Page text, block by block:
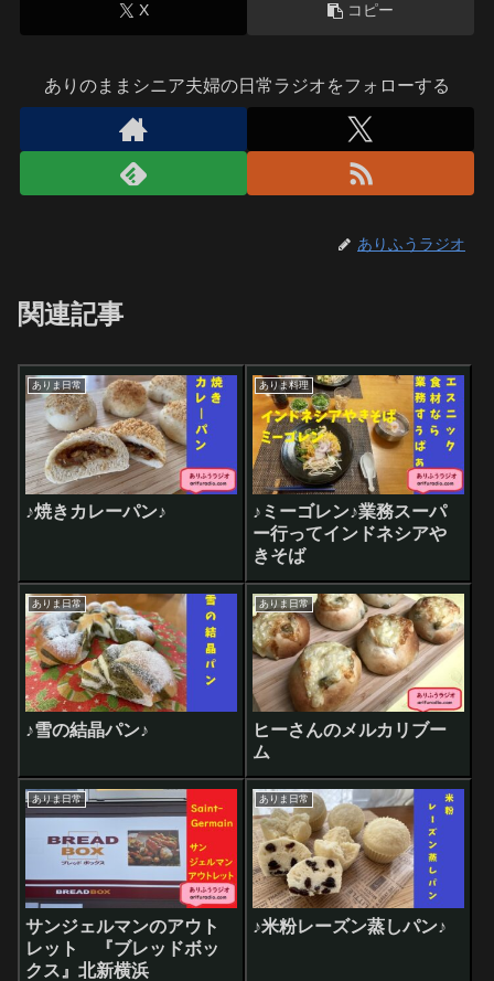
X コピー
ありのままシニア夫婦の日常ラジオをフォローする
ありふうラジオ
関連記事
ありま日常
♪焼きカレーパン♪
ありま料理
♪ミーゴレン♪業務スーパ
ー行ってインドネシアや
きそば
ありま日常
♪雪の結晶パン♪
ありま日常
ヒーさんのメルカリブー
ム
ありま日常
サンジェルマンのアウト
レット 『ブレッドボッ
クス』北新横浜
ありま日常
♪米粉レーズン蒸しパン♪